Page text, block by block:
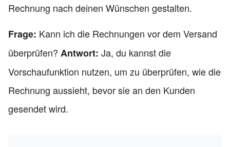
Rechnung nach deinen Wünschen gestalten.
Frage: Kann ich die Rechnungen vor dem Versand
überprüfen? Antwort: Ja, du kannst die
Vorschaufunktion nutzen, um zu überprüfen, wie die
Rechnung aussieht, bevor sie an den Kunden
gesendet wird.